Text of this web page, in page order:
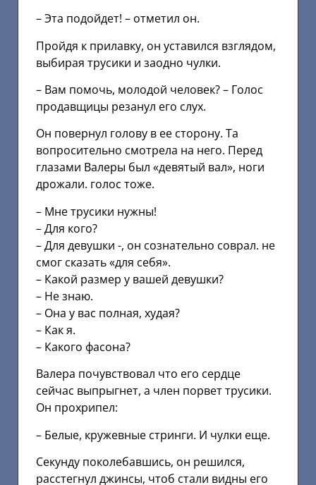
– Эта подойдет! – отметил он.
Пройдя к прилавку, он уставился взглядом,
выбирая трусики и заодно чулки.
– Вам помочь, молодой человек? – Голос
продавщицы резанул его слух.
Он повернул голову в ее сторону. Та
вопросительно смотрела на него. Перед
глазами Валеры был «девятый вал», ноги
дрожали. голос тоже.
– Мне трусики нужны!
– Для кого?
– Для девушки -, он сознательно соврал. не
смог сказать «для себя».
– Какой размер у вашей девушки?
– Не знаю.
– Она у вас полная, худая?
– Как я.
– Какого фасона?
Валера почувствовал что его сердце
сейчас выпрыгнет, а член порвет трусики.
Он прохрипел:
– Белые, кружевные стринги. И чулки еще.
Секунду поколебавшись, он решился,
расстегнул джинсы, чтоб стали видны его